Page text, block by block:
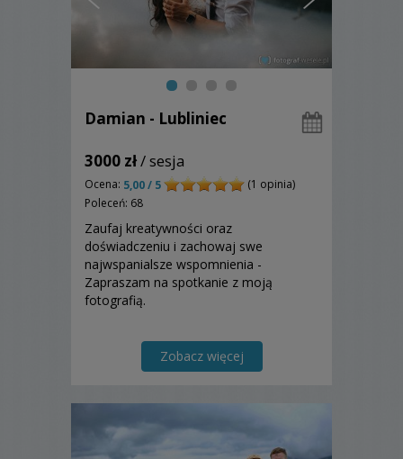
Damian - Lubliniec
3000 zł/ sesja
Ocena: 5,00 / 5
(1 opinia)
Poleceń: 68
Zaufaj kreatywności oraz
doświadczeniu i zachowaj swe
najwspanialsze wspomnienia -
Zapraszam na spotkanie z moją
fotografią.
Zobacz więcej